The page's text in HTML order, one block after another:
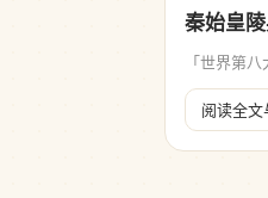
秦始皇
「世界第
阅读全文